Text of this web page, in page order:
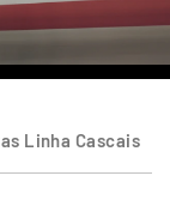
Linha Cascais